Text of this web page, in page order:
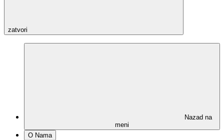
zatvori
Nazad na
meni
O Nama